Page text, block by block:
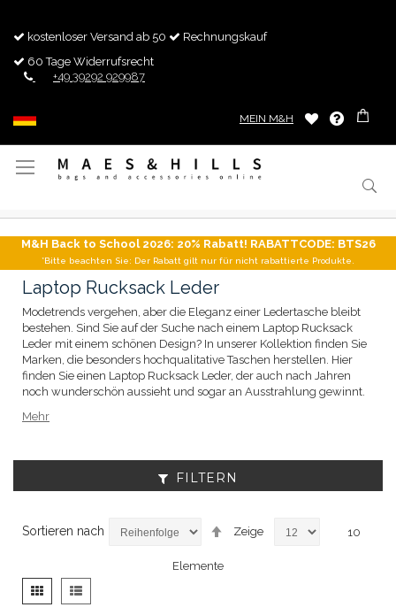
kostenloser Versand ab 50
Rechnungskauf
60 Tage Widerrufsrecht
+49 39292 929987
MEIN M&H
Navigation
umschalten
M&H Back to School 2026: 20% Rabatt! RABATTCODE: BTS26
*Bitte beachten Sie: Der Rabatt gilt nur für nicht rabattierte Produkte.
Laptop Rucksack Leder
Modetrends vergehen, aber die Eleganz einer Ledertasche bleibt
bestehen. Sind Sie auf der Suche nach einem Laptop Rucksack
Leder mit einem schönen Design? In unserer Kollektion finden Sie
Marken, die besonders hochqualitative Taschen herstellen. Hier
finden Sie einen Laptop Rucksack Leder, der auch nach Jahren
noch wunderschön aussieht und sogar an Ausstrahlung gewinnt.
Mehr
FILTERN
Sortieren nach
Absteigend
sortieren
Zeige 10
Elemente
Anzeigen
als
Liste Liste